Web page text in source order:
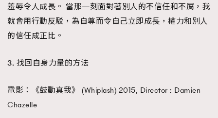
羞辱令人成長。 當那一刻面對著別人的不信任和不屑，我
就會用行動反駁，為自尊而令自己立即成長，權力和別人
的信任成正比。
3. 找回自身力量的方法
電影：《鼓動真我》 (Whiplash) 2015, Director : Damien
Chazelle